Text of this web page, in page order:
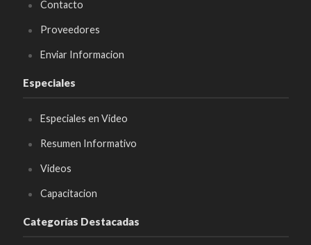
Contacto
Proveedores
Enviar Informacion
Especiales
Especiales en Video
Resumen Informativo
Videos
Capacitacion
Categorías Destacadas